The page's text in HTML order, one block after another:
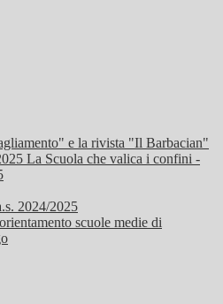
e la rivista "Il Barbacian"
La Scuola che valica i confini -
2024/2025
scuole medie di